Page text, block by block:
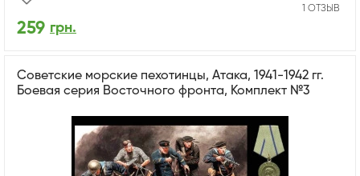
1 ОТЗЫВ
259 грн.
Советские морские пехотинцы, Атака, 1941-1942 гг.
Боевая серия Восточного фронта, Комплект №3